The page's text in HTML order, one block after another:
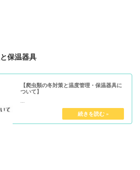
保温器具
【爬虫類の冬対策と温度管理・保温器具に
ついて】
...